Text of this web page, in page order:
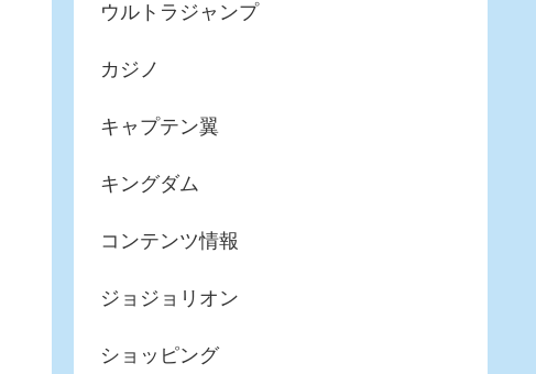
ウルトラジャンプ
カジノ
キャプテン翼
キングダム
コンテンツ情報
ジョジョリオン
ショッピング